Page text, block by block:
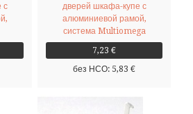
с
дверей шкафа-купе с
алюминиевой рамой,
система Multiomega
7,23 €
без НСО: 5,83 €